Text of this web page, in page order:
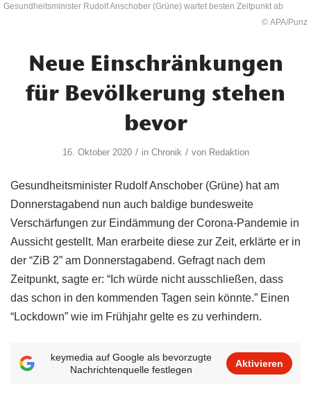
Gesundheitsminister Rudolf Anschober (Grüne) wartet besten Zeitpunkt ab
© APA/Punz
Neue Einschränkungen
für Bevölkerung stehen
bevor
16. Oktober 2020 / in Chronik / von Redaktion
Gesundheitsminister Rudolf Anschober (Grüne) hat am
Donnerstagabend nun auch baldige bundesweite
Verschärfungen zur Eindämmung der Corona-Pandemie in
Aussicht gestellt. Man erarbeite diese zur Zeit, erklärte er in
der “ZiB 2” am Donnerstagabend. Gefragt nach dem
Zeitpunkt, sagte er: “Ich würde nicht ausschließen, dass
das schon in den kommenden Tagen sein könnte.” Einen
“Lockdown” wie im Frühjahr gelte es zu verhindern.
keymedia auf Google als bevorzugte
Nachrichtenquelle festlegen
Aktivieren